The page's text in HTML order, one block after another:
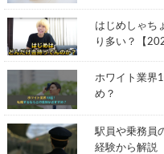
はじめしゃち
り多い？【
ホワイト業界
め？
駅員や乗務員
経験から解説